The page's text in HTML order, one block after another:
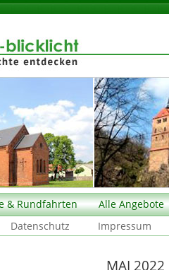
& Rundfahrten
Alle Angebote
Datenschutz Impressum
MAI 2022